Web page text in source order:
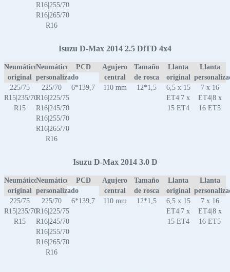
R16|255/70
R16|265/70
R16
Isuzu D-Max 2014 2.5 DiTD 4x4
Neumático
original
Neumático
personalizado
PCD
Agujero
central
Tamaño
de rosca
Llanta
original
Llanta
225/75
R15|235/70
R15
225/70
R16|225/75
R16|245/70
R16|255/70
R16|265/70
R16
6*139,7 110 mm 12*1,5
6,5 x 15
ET4|7 x
15 ET4
7 x 16
ET4|8 x
16 ET5
Isuzu D-Max 2014 3.0 D
Neumático
original
Neumático
personalizado
PCD
Agujero
central
Tamaño
de rosca
Llanta
original
Llanta
225/75
R15|235/70
R15
225/70
R16|225/75
R16|245/70
R16|255/70
R16|265/70
R16
6*139,7 110 mm 12*1,5
6,5 x 15
ET4|7 x
15 ET4
7 x 16
ET4|8 x
16 ET5